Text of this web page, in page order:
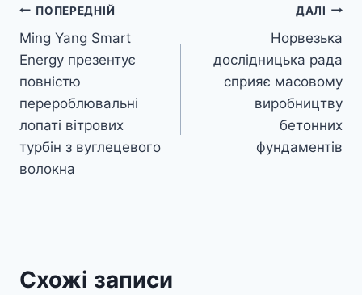
Навігація
записів
ПОПЕРЕДНІЙ
Ming Yang Smart
Energy презентує
повністю
перероблювальні
лопаті вітрових
турбін з вуглецевого
волокна
ДАЛІ
Норвезька
дослідницька рада
сприяє масовому
виробництву
бетонних
фундаментів
Схожі записи